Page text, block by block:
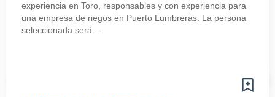
experiencia en Toro, responsables y con experiencia para
una empresa de riegos en Puerto Lumbreras. La persona
seleccionada será ...